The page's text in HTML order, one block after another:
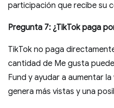
participación que recibe su
Pregunta 7: ¿TikTok paga
TikTok no paga
cantidad de Me gusta
Fund y ayudar a aumentar
genera más vistas y una